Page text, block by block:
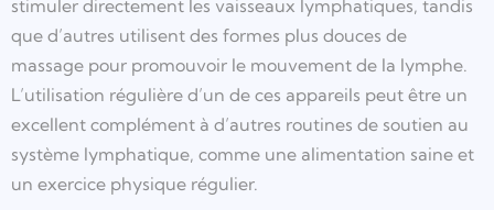
stimuler directement les vaisseaux lymphatiques, tandis
que d’autres utilisent des formes plus douces de
massage pour promouvoir le mouvement de la lymphe.
L’utilisation régulière d’un de ces appareils peut être un
excellent complément à d’autres routines de soutien au
système lymphatique, comme une alimentation saine et
un exercice physique régulier.